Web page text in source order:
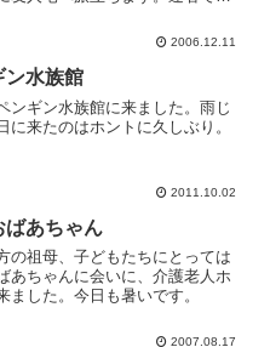
2006.12.11
ン水族館
ンギン水族館に来ました。雨じ
に来たのはホントに久しぶり。
2011.10.02
ばあちゃん
の祖母、子どもたちにとっては
あちゃんに会いに、介護老人ホ
ました。今日も暑いです。
2007.08.17